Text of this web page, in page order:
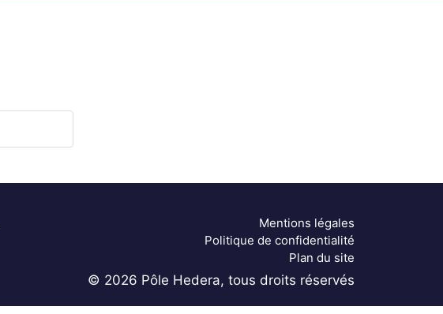
Mentions légales
Politique de confidentialité
Plan du site
© 2026 Pôle Hedera, tous droits réservés